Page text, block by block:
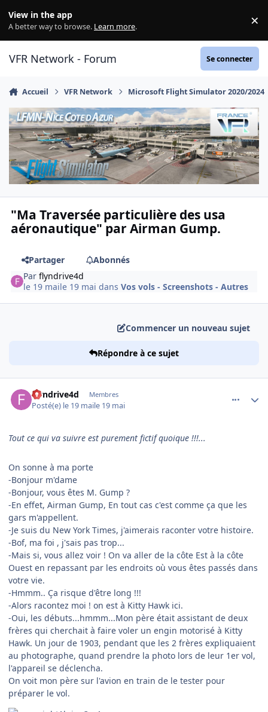
View in the app
A better way to browse. Learn more. ×
VFR Network - Forum Se connecter
Accueil VFR Network Microsoft Flight Simulator 2020/2024
"Ma Traversée particulière des usa
aéronautique" par Airman Gump.
Partager
Abonnés
Parflyndrive4d
le 19 maile 19 mai dansVos vols - Screenshots - Autres
Commencer un nouveau sujet
Répondre à ce sujet
flyndrive4d Membres
Posté(e) le 19 maile 19 mai
Tout ce qui va suivre est purement fictif quoique !!!...
On sonne à ma porte
-Bonjour m'dame
-Bonjour, vous êtes M. Gump ?
-En effet, Airman Gump, En tout cas c'est comme ça que les
gars m'appellent.
-Je suis du New York Times, j'aimerais raconter votre histoire.
-Bof, ma foi , j'sais pas trop...
-Mais si, vous allez voir ! On va aller de la côte Est à la côte
Ouest en repassant par les endroits où vous êtes passés dans
votre vie.
-Hmmm.. Ça risque d'être long !!!
-Alors racontez moi ! on est à Kitty Hawk ici.
-Oui, les débuts...hmmm...Mon père était assistant de deux
frères qui cherchait à faire voler un engin motorisé à Kitty
Hawk. Un jour de 1903, pendant que les 2 frères expliquaient
au photographe, quand prendre la photo lors de leur 1er vol,
l'appareil se déclencha.
On voit mon père sur l'avion en train de le tester pour
préparer le vol.